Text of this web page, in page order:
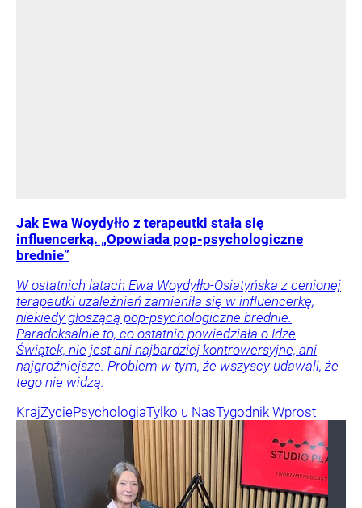
Jak Ewa Woydyłło z terapeutki stała się
influencerką. „Opowiada pop-psychologiczne
brednie”
W ostatnich latach Ewa Woydyłło-Osiatyńska z cenionej
terapeutki uzależnień zamieniła się w influencerkę,
niekiedy głoszącą pop-psychologiczne brednie.
Paradoksalnie to, co ostatnio powiedziała o Idze
Świątek, nie jest ani najbardziej kontrowersyjne, ani
najgroźniejsze. Problem w tym, że wszyscy udawali, że
tego nie widzą.
KrajŻyciePsychologiaTylko u NasTygodnik Wprost